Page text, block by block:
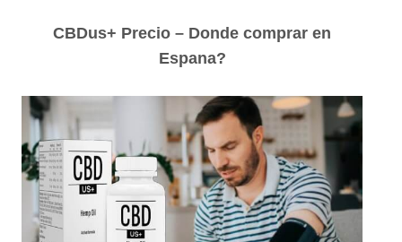
CBDus+ Precio – Donde comprar en
Espana?